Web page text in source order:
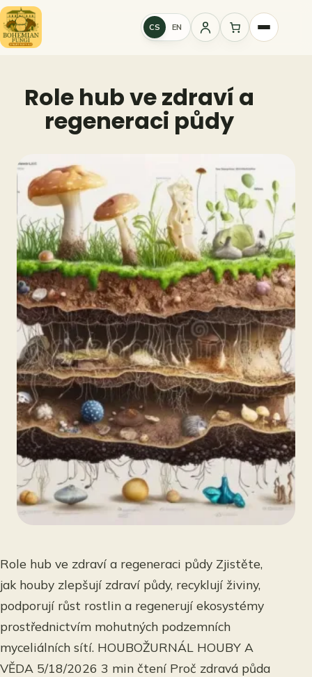
Přeskočit
na
obsah
CS EN
Přihlášení
Role hub ve zdraví a
regeneraci půdy
Role hub ve zdraví a regeneraci půdy Zjistěte,
jak houby zlepšují zdraví půdy, recyklují živiny,
podporují růst rostlin a regenerují ekosystémy
prostřednictvím mohutných podzemních
myceliálních sítí. HOUBOŽURNÁL HOUBY A
VĚDA 5/18/2026 3 min čtení Proč zdravá půda